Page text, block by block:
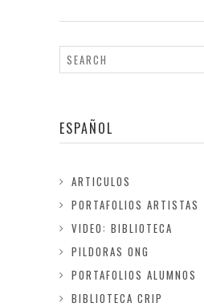
ESPAÑOL
ARTICULOS
PORTAFOLIOS ARTISTAS
VIDEO: BIBLIOTECA
PILDORAS ONG
PORTAFOLIOS ALUMNOS
BIBLIOTECA CRIP